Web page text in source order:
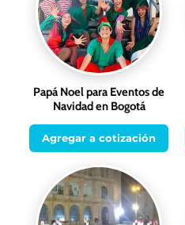
Papá Noel para Eventos de
Navidad en Bogotá
Agregar a cotización